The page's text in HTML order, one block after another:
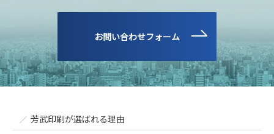
お問い合わせフォーム
芳武印刷が選ばれる理由